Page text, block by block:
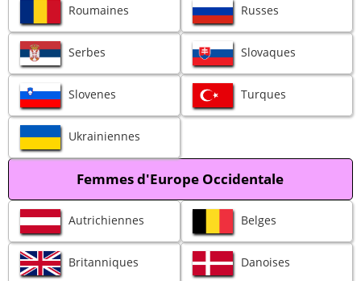
Roumaines Russes
Serbes Slovaques
Slovenes Turques
Ukrainiennes
Femmes d'Europe Occidentale
Autrichiennes Belges
Britanniques Danoises